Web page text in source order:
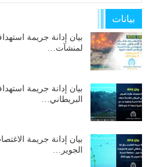
بيانات
بيان إدانة جريمة
لمنشآت…
بيان إدانة جريمة
البريطاني…
الجوير…